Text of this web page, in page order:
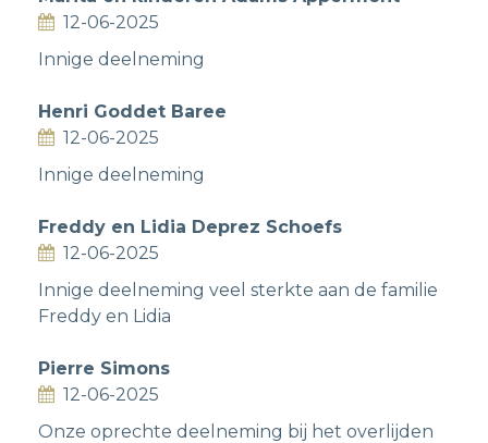
12-06-2025
Innige deelneming
Henri Goddet Baree
12-06-2025
Innige deelneming
Freddy en Lidia Deprez Schoefs
12-06-2025
Innige deelneming veel sterkte aan de familie
Freddy en Lidia
Pierre Simons
12-06-2025
Onze oprechte deelneming bij het overlijden